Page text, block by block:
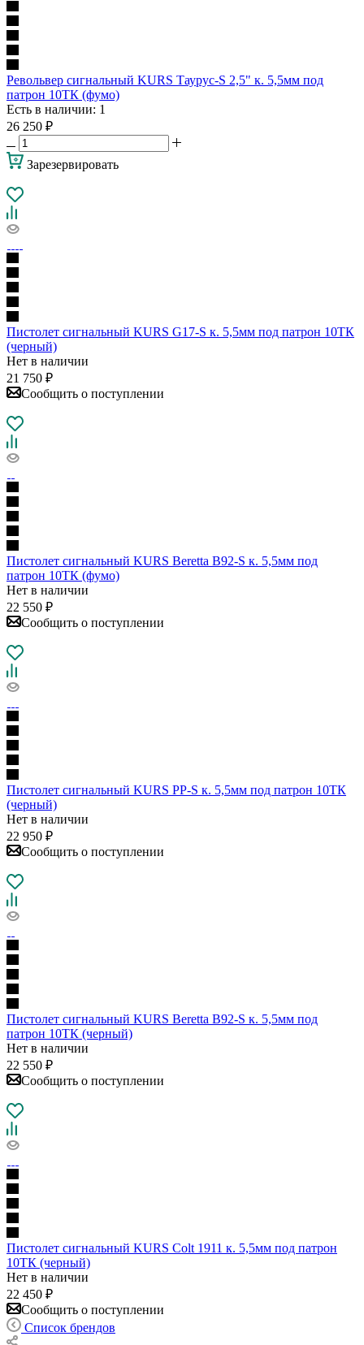
Револьвер сигнальный KURS Таурус-S 2,5" к. 5,5мм под
патрон 10ТК (фумо)
Есть в наличии: 1
26 250 ₽
Зарезервировать
Пистолет сигнальный KURS G17-S к. 5,5мм под патрон 10ТК
(черный)
Нет в наличии
21 750 ₽
Сообщить о поступлении
Пистолет сигнальный KURS Beretta B92-S к. 5,5мм под
патрон 10ТК (фумо)
Нет в наличии
22 550 ₽
Сообщить о поступлении
Пистолет сигнальный KURS PP-S к. 5,5мм под патрон 10ТК
(черный)
Нет в наличии
22 950 ₽
Сообщить о поступлении
Пистолет сигнальный KURS Beretta B92-S к. 5,5мм под
патрон 10ТК (черный)
Нет в наличии
22 550 ₽
Сообщить о поступлении
Пистолет сигнальный KURS Colt 1911 к. 5,5мм под патрон
10ТК (черный)
Нет в наличии
22 450 ₽
Сообщить о поступлении
Список брендов